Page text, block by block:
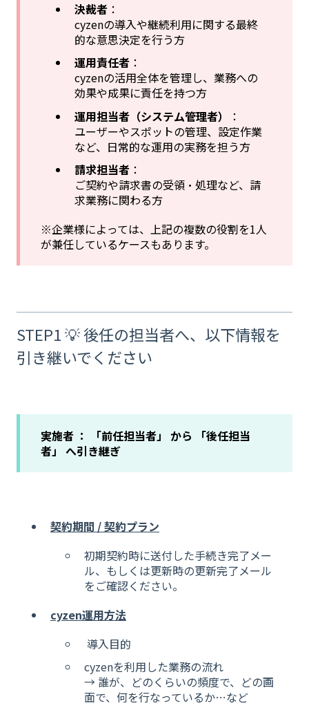
決裁者 ：
cyzenの導入や継続利用に関する最終
的な意思決定を行う方
運用責任者 ：
cyzenの活用全体を管理し、業務への
効果や成果に責任を持つ方
運用担当者（システム管理者）
：
ユーザーやスポットの管理、設定作業
など、日常的な運用の実務を担う方
請求担当者 ：
ご契約や請求書の受領・処理など、請
求業務に関わる方
※企業様によっては、上記の複数の役割を1人
が兼任しているケースもあります。
STEP1 💡 後任の担当者へ、以下情報を
引き継いでください
実施者 ： 「前任担当者」 から 「後任担当
者」 へ引き継ぎ
契約期間 / 契約プラン
初期契約時に送付した手続き完了メー
ル、もしくは更新時の更新完了メール
をご確認ください。
cyzen運用方法
導入目的
cyzenを利用した業務の流れ
→ 誰が、どのくらいの頻度で、どの画
面で、何を行なっているか…など